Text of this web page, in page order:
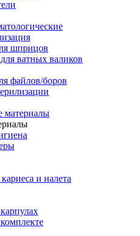
шприцов
ватных валиков
файлов/боров
материалы
и налета